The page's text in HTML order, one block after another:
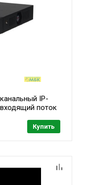
IP-
входящий поток
Купить